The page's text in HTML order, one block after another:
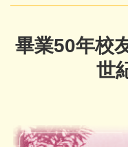
畢業50年校
世